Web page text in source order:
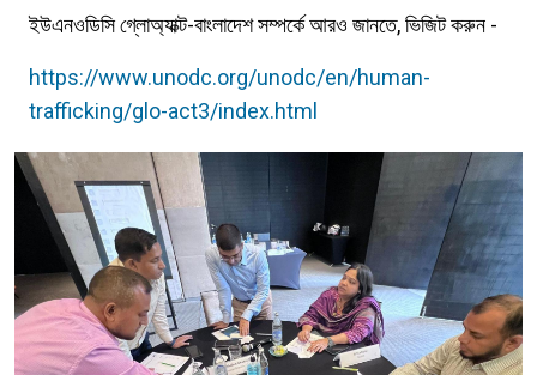
ইউএনওডিসি গ্লোঅ্যাক্ট-বাংলাদেশ সম্পর্কে আরও জানতে, ভিজিট করুন -
https://www.unodc.org/unodc/en/human-
trafficking/glo-act3/index.html